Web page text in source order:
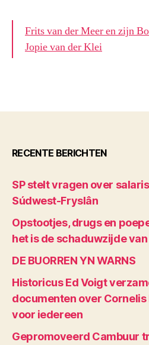
Frits van der Meer en zijn
Jopie van der Klei
RECENTE BERICHTEN
SP stelt vragen over
Súdwest-Fryslân
Opstootjes, drugs en
het is de schaduwzijde
DE BUORREN YN WARNS
Historicus Ed Voigt
documenten over Cornelis
voor iedereen
Gepromoveerd Cambuur